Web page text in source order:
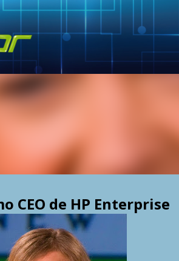
Skip to main content
CEO de HP Enterprise